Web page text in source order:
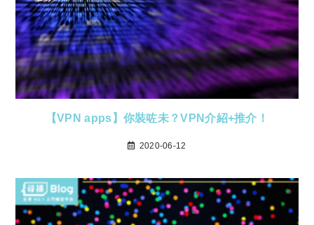
【VPN apps】你裝咗未？VPN介紹+推介！
2020-06-12